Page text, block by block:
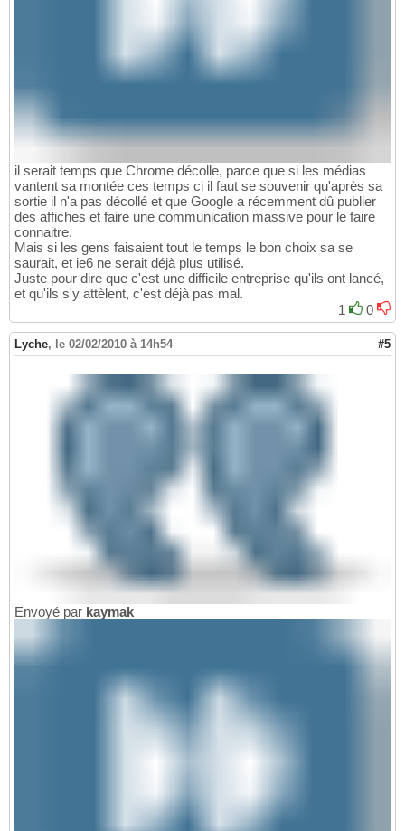
il serait temps que Chrome décolle, parce que si les médias
vantent sa montée ces temps ci il faut se souvenir qu'après sa
sortie il n'a pas décollé et que Google a récemment dû publier
des affiches et faire une communication massive pour le faire
connaitre.
Mais si les gens faisaient tout le temps le bon choix sa se
saurait, et ie6 ne serait déjà plus utilisé.
Juste pour dire que c'est une difficile entreprise qu'ils ont lancé,
et qu'ils s'y attèlent, c'est déjà pas mal.
1
0
Lyche, le 02/02/2010 à 14h54 #5
Envoyé par kaymak